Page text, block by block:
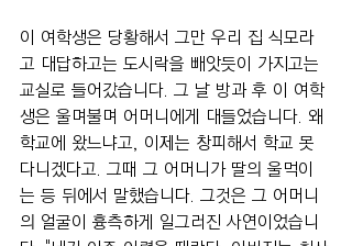
이 여학생은 당황해서 그만 우리 집 식모라
고 대답하고는 도시락을 빼앗듯이 가지고는
교실로 들어갔습니다. 그 날 방과 후 이 여학
생은 울며불며 어머니에게 대들었습니다. 왜
학교에 왔느냐고, 이제는 창피해서 학교 못
다니겠다고. 그때 그 어머니가 딸의 울먹이
는 등 뒤에서 말했습니다. 그것은 그 어머니
의 얼굴이 흉측하게 일그러진 사연이었습니